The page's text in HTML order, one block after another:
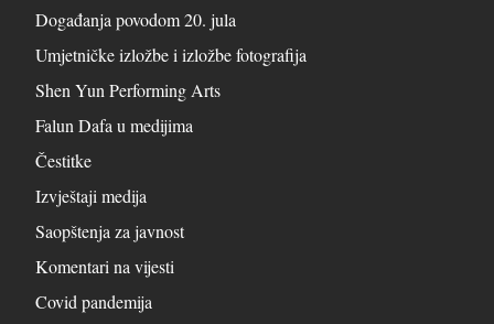
Događanja povodom 20. jula
Umjetničke izložbe i izložbe fotografija
Shen Yun Performing Arts
Falun Dafa u medijima
Čestitke
Izvještaji medija
Saopštenja za javnost
Komentari na vijesti
Covid pandemija